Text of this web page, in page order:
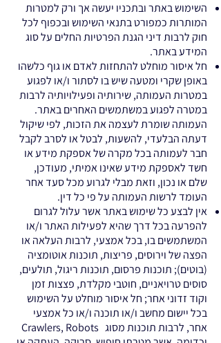
השימוש באתר ובתכניו יעשה אך ורק למטרות
המותרות כמפורט בתנאי השימוש ובכפוף לכל
חוק לרבות דיני הגנת הפרטיות החלים על סוג
המידע באתר.
חל איסור מוחלט להתחזות לאדם או גוף כלשהו
באופן שקרי ומטעה שיש בו לסתור ו/או לפגוע
במטרות העמותה, שירותיה ופעילויותיה לרבות
במטרה לפגוע במשתמשים האחרים באתר.
העמותה שומרת לעצמה את הזכות, לפי שיקול
דעתה הבלעדי, להשעות, לבטל או לסרב לקבל
חבר לעמותה בכל מקרה של אספקת מידע או
חשד לאספקת מידע שאינו אמיתי, מעודכן,
שלם או נכון, וזאת מבלי לגרוע מכל סעד אחר
העומד לרשות העמותה על פי כל דין.
אין לבצע כל שימוש באתר אשר עלול לגרום
להפרעה בכל דרך שהיא לפעילות האתר ו/או
המשתמשים בו, בכל אמצעי, לרבות העלאה או
הפצה של וירוסים, פריצות, תוכנות אוטומציה
(בוטים); תוכנות פרסום, תוכנות ריגול, תולעים,
סוסים טרויאניים, חוטבי מקלדת, פצצות זמן
וקוד זדוני אחר; חל איסור מוחלט על השימוש
בכל יישום מחשב ו/או תוכנה ו/או כל אמצעי
אחר, לרבות תוכנות מסוג Crawlers, Robots